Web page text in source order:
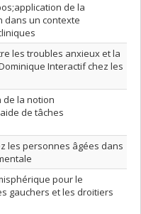
de la
dans un contexte
les troubles anxieux et la
Interactif chez les
de la notion
de tâches
les personnes âgées dans
pour le
gauchers et les droitiers